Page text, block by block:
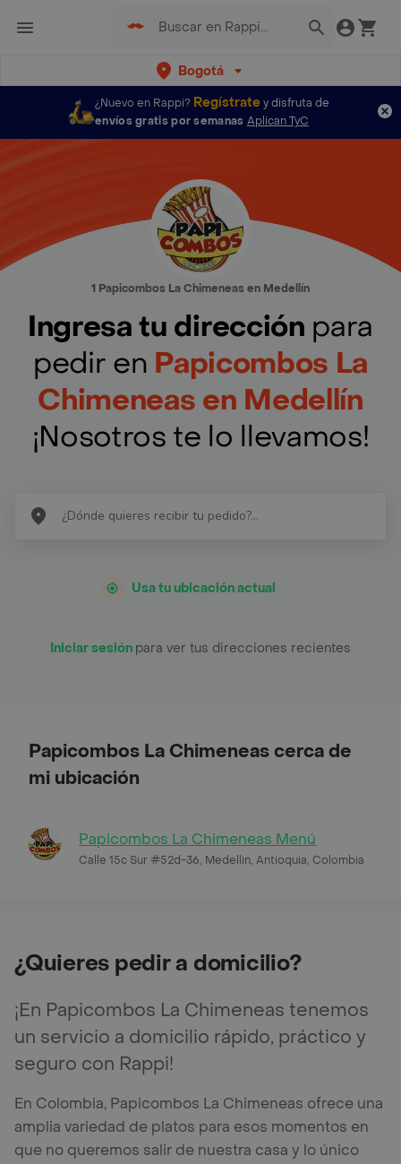
Bogotá
¿Nuevo en Rappi? Regístratey disfruta de
envíos gratis por semanas Aplican TyC
1 Papicombos La Chimeneas en Medellín
Ingresa tu dirección para
pedir en Papicombos La
Chimeneas en Medellín
¡Nosotros te lo llevamos!
Usa tu ubicación actual
Iniciar sesión para ver tus direcciones recientes
Papicombos La Chimeneas cerca de
mi ubicación
Papicombos La Chimeneas Menú
Calle 15c Sur #52d-36, Medellin, Antioquia, Colombia
¿Quieres pedir a domicilio?
¡En Papicombos La Chimeneas tenemos
un servicio a domicilio rápido, práctico y
seguro con Rappi!
En Colombia, Papicombos La Chimeneas ofrece una
amplia variedad de platos para esos momentos en
que no queremos salir de nuestra casa y lo único